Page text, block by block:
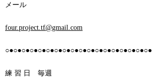
メール
four.project.tf@gmail.com
○●○●○●○●○●○●○●○●○●○●○●○●○●○●○●○●○●○●
練 習 日 毎週